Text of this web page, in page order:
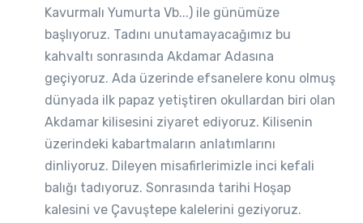
Kavurmalı Yumurta Vb...) ile günümüze
başlıyoruz. Tadını unutamayacağımız bu
kahvaltı sonrasında Akdamar Adasına
geçiyoruz. Ada üzerinde efsanelere konu olmuş
dünyada ilk papaz yetiştiren okullardan biri olan
Akdamar kilisesini ziyaret ediyoruz. Kilisenin
üzerindeki kabartmaların anlatımlarını
dinliyoruz. Dileyen misafirlerimizle inci kefali
balığı tadıyoruz. Sonrasında tarihi Hoşap
kalesini ve Çavuştepe kalelerini geziyoruz.